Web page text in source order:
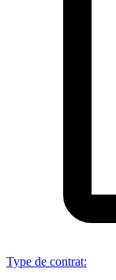
Type de contrat: